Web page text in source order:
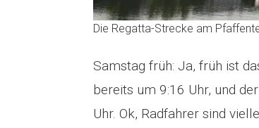
Die Regatta-Strecke am
Samstag früh: Ja, früh ist
bereits um 9:16 Uhr, und
Uhr. Ok, Radfahrer sind